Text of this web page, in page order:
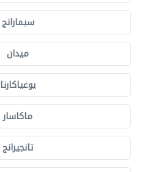
سيمارانج
ميدان
يوغياكارتا
ماكاسار
تانجيرانج